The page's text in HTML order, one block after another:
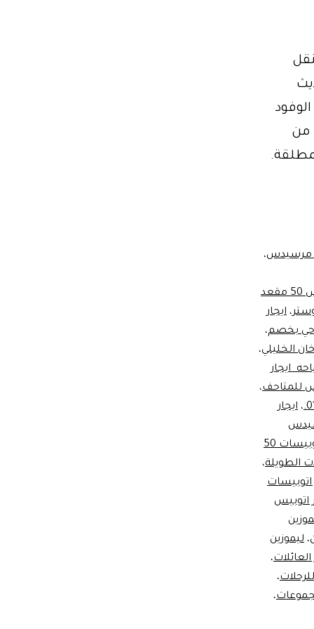
مقعد حديث
الوفود
من
مرسيدس،
ايجار اتوبيس 50 مقعد
، ايجار
بخصم،
الخليلي،
ايجار
للمتاحف،
، ايجار
ايجار اتوبيسات 50
الطويلة،
اتوبيسات
اتوبيس
، ليموزين
،
،
،